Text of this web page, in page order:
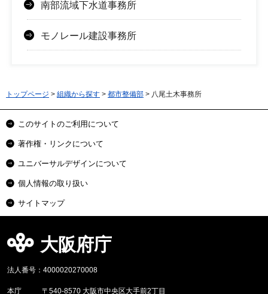
南部流域下水道事務所
モノレール建設事務所
トップページ > 組織から探す > 都市整備部 > 八尾土木事務所
このサイトのご利用について
著作権・リンクについて
ユニバーサルデザインについて
個人情報の取り扱い
サイトマップ
大阪府庁
法人番号：4000020270008
本庁 〒540-8570 大阪市中央区大手前2丁目